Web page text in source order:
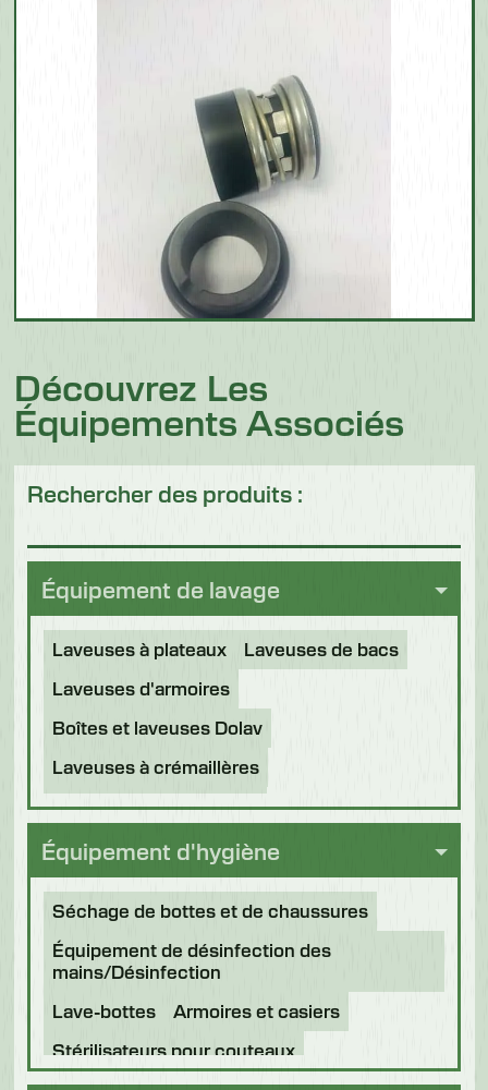
Découvrez Les
Équipements Associés
Rechercher des produits :
Équipement de lavage
Laveuses à plateaux
Laveuses de bacs
Laveuses d'armoires
Boîtes et laveuses Dolav
Laveuses à crémaillères
Tunnels de désinfection
Autres applications
Machines remises à neuf
Équipement d'hygiène
Séchage de bottes et de chaussures
Équipement de désinfection des
mains/Désinfection
Lave-bottes
Armoires et casiers
Stérilisateurs pour couteaux